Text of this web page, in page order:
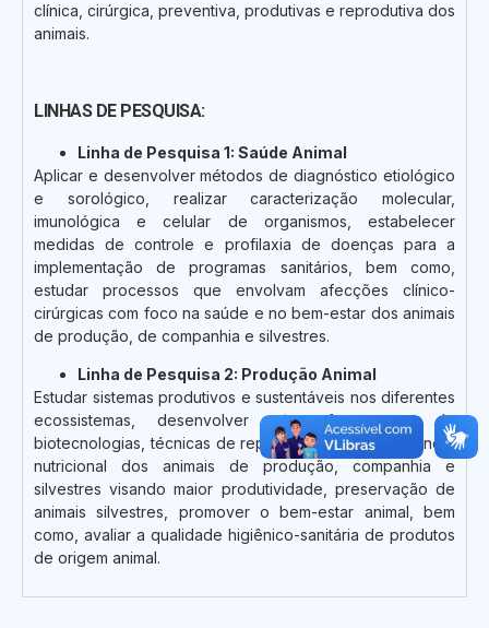
clínica, cirúrgica, preventiva, produtivas e reprodutiva dos
animais.
LINHAS DE PESQUISA:
Linha de Pesquisa 1: Saúde Animal
Aplicar e desenvolver métodos de diagnóstico etiológico
e sorológico, realizar caracterização molecular,
imunológica e celular de organismos, estabelecer
medidas de controle e profilaxia de doenças para a
implementação de programas sanitários, bem como,
estudar processos que envolvam afecções clínico-
cirúrgicas com foco na saúde e no bem-estar dos animais
de produção, de companhia e silvestres.
Linha de Pesquisa 2: Produção Animal
Estudar sistemas produtivos e sustentáveis nos diferentes
ecossistemas, desenvolver e/ou fazer uso de
biotecnologias, técnicas de reprodução assistida, manejo
nutricional dos animais de produção, companhia e
silvestres visando maior produtividade, preservação de
animais silvestres, promover o bem-estar animal, bem
como, avaliar a qualidade higiênico-sanitária de produtos
de origem animal.